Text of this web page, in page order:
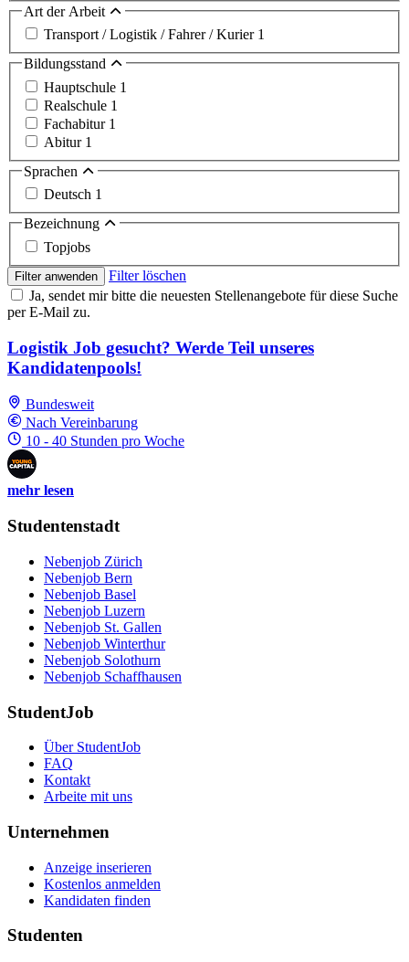
Art der Arbeit
Transport / Logistik / Fahrer / Kurier 1
Bildungsstand
Hauptschule 1
Realschule 1
Fachabitur 1
Abitur 1
Sprachen
Deutsch 1
Bezeichnung
Topjobs
Filter anwenden
Filter löschen
Ja, sendet mir bitte die neuesten Stellenangebote für diese Suche
per E-Mail zu.
Logistik Job gesucht? Werde Teil unseres
Kandidatenpools!
Bundesweit
Nach Vereinbarung
10 - 40 Stunden pro Woche
mehr lesen
Studentenstadt
Nebenjob Zürich
Nebenjob Bern
Nebenjob Basel
Nebenjob Luzern
Nebenjob St. Gallen
Nebenjob Winterthur
Nebenjob Solothurn
Nebenjob Schaffhausen
StudentJob
Über StudentJob
FAQ
Kontakt
Arbeite mit uns
Unternehmen
Anzeige inserieren
Kostenlos anmelden
Kandidaten finden
Studenten